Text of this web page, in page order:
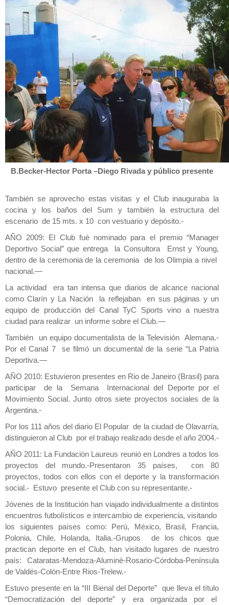
B.Becker-Hector Porta –Diego Rivada y público presente
También se aprovecho estas visitas y el Club inauguraba la
cocina y los baños del Sum y también la estructura del
escenario de 15 mts. x 10 con vestuario y depósito.-
AÑO 2009: El Club fuè nominado para el premio “Manager
Deportivo Social” que entrega la Consultora Ernst y Young,
dentro de la ceremonia de la ceremonia de los Olimpia a nivel
nacional.—
La actividad era tan intensa que diarios de alcance nacional
como Clarín y La Nación la reflejaban en sus páginas y un
equipo de producción del Canal TyC Sports vino a nuestra
ciudad para realizar un informe sobre el Club.—
También un equipo documentalista de la Televisión Alemana.-
Por el Canal 7 se filmó un documental de la serie “La Patria
Deportiva.—
AÑO 2010: Estuvieron presentes en Rio de Janeiro (Brasil) para
participar de la Semana Internacional del Deporte por el
Movimiento Social. Junto otros siete proyectos sociales de la
Argentina.-
Por los 111 años del diario El Popular de la ciudad de Olavarría,
distinguieron al Club por el trabajo realizado desde el año 2004.-
AÑO 2011: La Fundación Laureus reunió en Londres a todos los
proyectos del mundo.-Presentaron 35 países, con 80
proyectos, todos con ellos con el deporte y la transformación
social.- Estuvo presente el Club con su representante.-
Jóvenes de la Institución han viajado individualmente a distintos
encuentros futbolísticos e intercambio de experiencia, visitando
los siguientes países como: Perú, México, Brasil, Francia,
Polonia, Chile, Holanda, Italia.-Grupos de los chicos que
practican deporte en el Club, han visitado lugares de nuestro
país: Cataratas-Mendoza-Aluminè-Rosario-Córdoba-Península
de Valdés-Colón-Entre Rios-Trelew.-
Estuvo presente en la “III Bienal del Deporte” que lleva el título
“Democratización del deporte” y era organizada por el